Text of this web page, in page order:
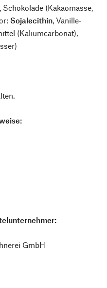
Schokolade (Kakaomasse,
Sojalecithin, Vanille-
(Kaliumcarbonat),
GmbH